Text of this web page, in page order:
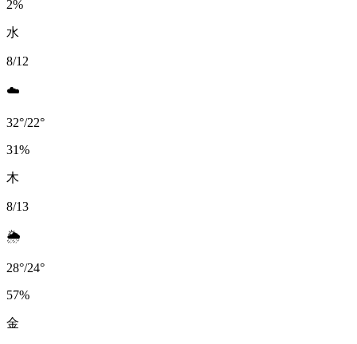
2%
水
8/12
☁️
32°/22°
31%
木
8/13
🌦️
28°/24°
57%
金